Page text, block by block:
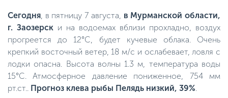
Сегодня, в пятницу 7 августа, в Мурманской области,
г. Заозерск и на водоемах вблизи прохладно, воздух
прогреется до 12°C, будет кучевые облака. Очень
крепкий восточный ветер, 18 м/с и ослабевает, ловля с
лодки опасна. Высота волны 1.3 м, температура воды
15°C. Атмосферное давление пониженное, 754 мм
рт.ст.. Прогноз клева рыбы Пелядь низкий, 39%.